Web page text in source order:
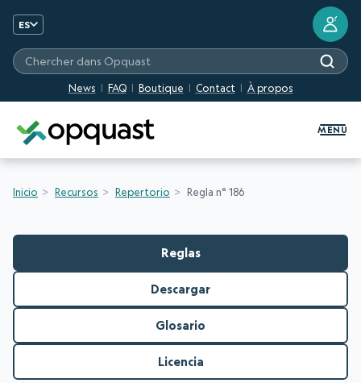
ES
News FAQ Boutique Contact À propos
Chercher dans Opquast
?
MENU
Inicio Recursos Repertorio Regla n° 186
Reglas
Descargar
Glosario
Licencia